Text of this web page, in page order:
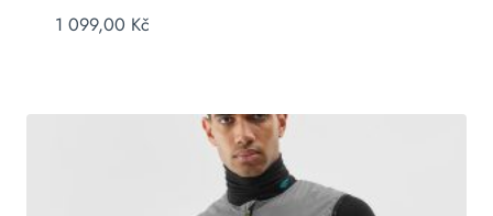
1 099,00 Kč